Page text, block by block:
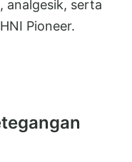
analgesik, serta
Pioneer.